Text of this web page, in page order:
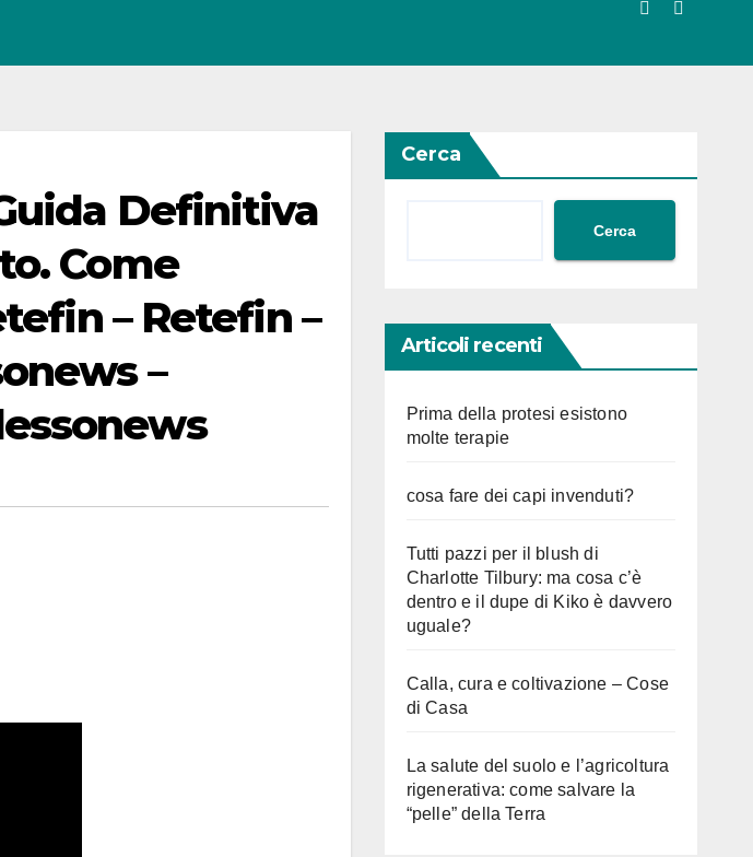
Definitiva
Come
– Retefin –
–
Cerca
Cerca
Articoli recenti
Prima della protesi esistono
molte terapie
cosa fare dei capi invenduti?
Tutti pazzi per il blush di
Charlotte Tilbury: ma cosa c’è
dentro e il dupe di Kiko è davvero
uguale?
Calla, cura e coltivazione – Cose
di Casa
La salute del suolo e l’agricoltura
rigenerativa: come salvare la
“pelle” della Terra